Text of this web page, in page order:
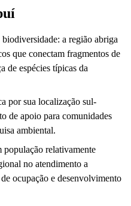
a região abriga
que conectam fragmentos de
de espécies típicas da
por sua localização sul-
de apoio para comunidades
ambiental.
relativamente
no atendimento a
ocupação e desenvolvimento